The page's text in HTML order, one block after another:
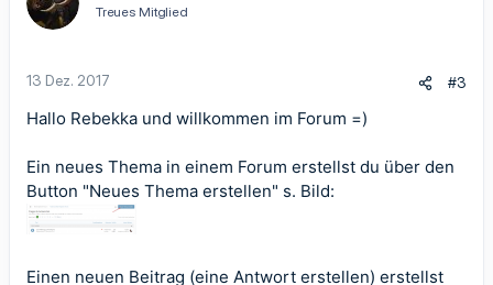
Treues Mitglied
13 Dez. 2017 #3
Hallo Rebekka und willkommen im Forum =)
Ein neues Thema in einem Forum erstellst du über den
Button "Neues Thema erstellen" s. Bild:
Einen neuen Beitrag (eine Antwort erstellen) erstellst